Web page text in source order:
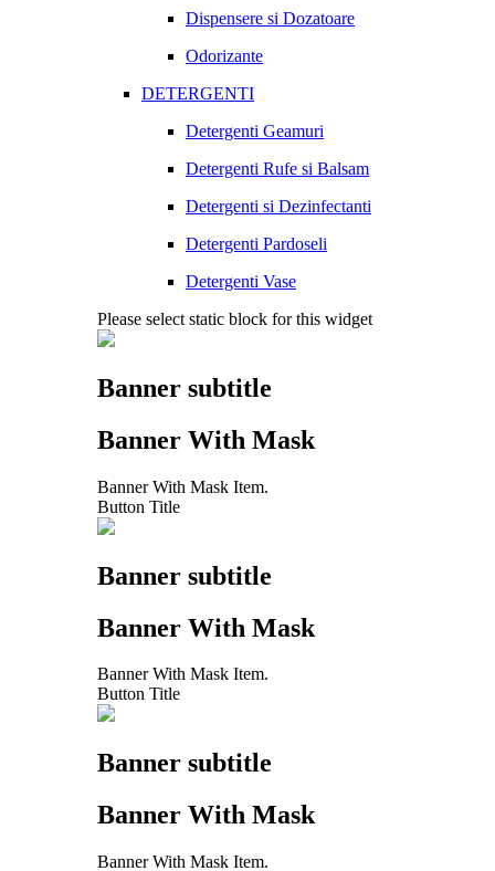
Dispensere si Dozatoare
Odorizante
DETERGENTI
Detergenti Geamuri
Detergenti Rufe si Balsam
Detergenti si Dezinfectanti
Detergenti Pardoseli
Detergenti Vase
Please select static block for this widget
Banner subtitle
Banner With Mask
Banner With Mask Item.
Button Title
Banner subtitle
Banner With Mask
Banner With Mask Item.
Button Title
Banner subtitle
Banner With Mask
Banner With Mask Item.